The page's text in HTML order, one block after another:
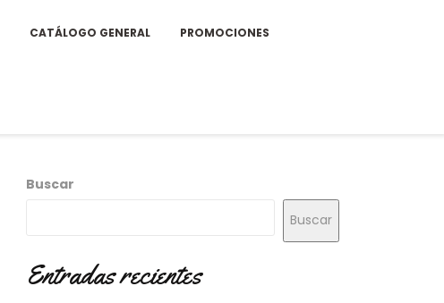
CATÁLOGO GENERAL PROMOCIONES
Buscar
Buscar
Entradas recientes